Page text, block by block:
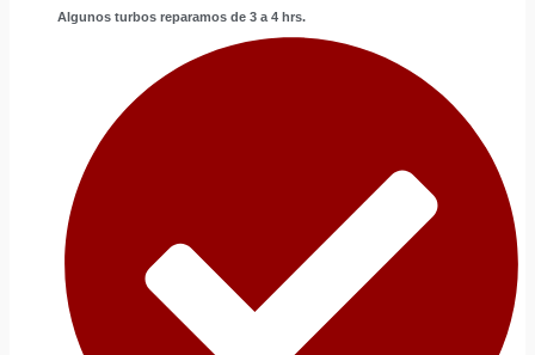
Algunos turbos reparamos de 3 a 4 hrs.